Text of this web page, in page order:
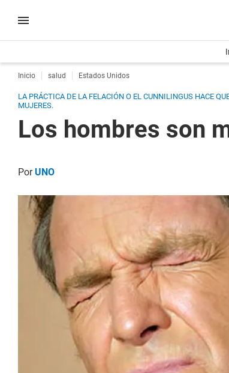
Inicio salud Estados Unidos
LA PRÁCTICA DE LA FELACIÓN O EL CUNNILINGUS HACE
MUJERES.
Los hombres son
PorUNO